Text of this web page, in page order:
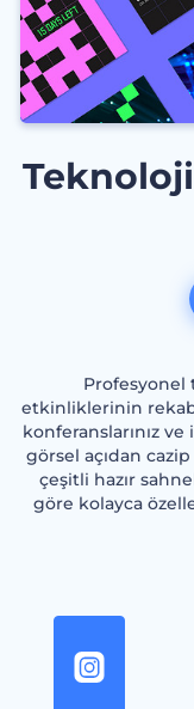
Profesyonel
etkinliklerinin
konferanslarınız
görsel açıdan
çeşitli hazır
göre kolayca